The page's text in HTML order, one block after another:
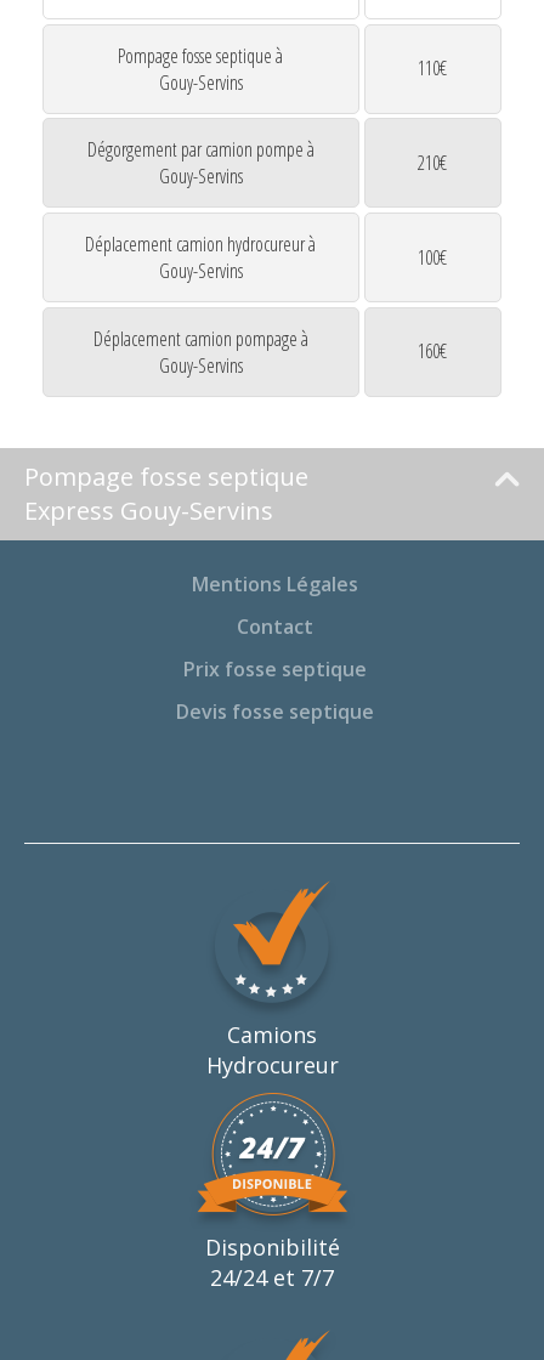
Pompage fosse septique à
Gouy-Servins
110€
Dégorgement par camion pompe à
Gouy-Servins
210€
Déplacement camion hydrocureur à
Gouy-Servins
100€
Déplacement camion pompage à
Gouy-Servins
160€
Pompage fosse septique
Express Gouy-Servins
Mentions Légales
Contact
Prix fosse septique
Devis fosse septique
Camions
Hydrocureur
Disponibilité
24/24 et 7/7